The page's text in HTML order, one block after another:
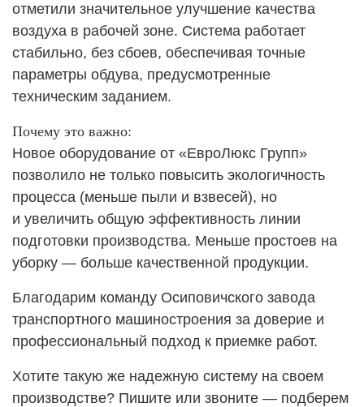
отметили значительное улучшение качества
воздуха в рабочей зоне. Система работает
стабильно, без сбоев, обеспечивая точные
параметры обдува, предусмотренные
техническим заданием.
Почему это важно:
Новое оборудование от «ЕвроЛюкс Групп»
позволило не только повысить экологичность
процесса (меньше пыли и взвесей), но
и увеличить общую эффективность линии
подготовки производства. Меньше простоев на
уборку — больше качественной продукции.
Благодарим команду Осиповичского завода
транспортного машиностроения за доверие и
профессиональный подход к приемке работ.
Хотите такую же надежную систему на своем
производстве? Пишите или звоните — подберем